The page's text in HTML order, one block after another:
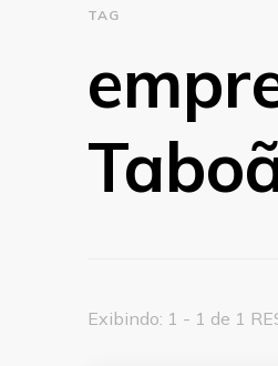
TAG
Exibindo: 1 - 1 de 1